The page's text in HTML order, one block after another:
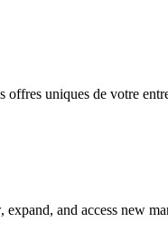
offres uniques de votre
and access new